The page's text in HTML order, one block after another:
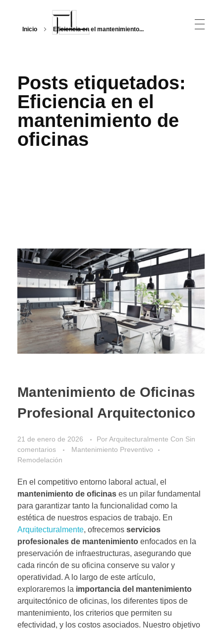
Inicio Eficiencia en el mantenimiento...
Posts etiquetados:
Eficiencia en el
mantenimiento de
oficinas
Mantenimiento de Oficinas
Profesional Arquitectonico
21 de enero de 2026 PorArquitecturalmente Con Sin
comentarios
Mantenimiento Preventivo
Remodelación
En el competitivo entorno laboral actual, el
mantenimiento de oficinas es un pilar fundamental
para garantizar tanto la funcionalidad como la
estética de nuestros espacios de trabajo. En
Arquitecturalmente, ofrecemos servicios
profesionales de mantenimiento enfocados en la
preservación de infraestructuras, asegurando que
cada rincón de su oficina conserve su valor y
operatividad. A lo largo de este artículo,
exploraremos la importancia del mantenimiento
arquitectónico de oficinas, los diferentes tipos de
mantenimiento, los criterios que permiten su
efectividad, y los costos asociados. Nuestro objetivo